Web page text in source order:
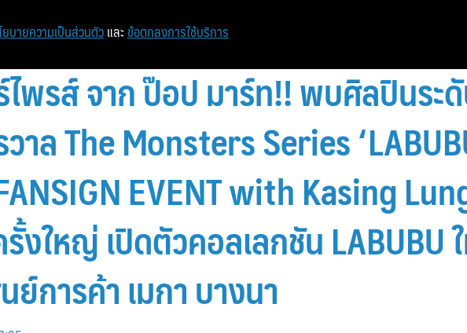
หน้าแรก ท่องเที่ยว
ไพรส์ จาก ป๊อป มาร์ท!! พบศิลปินระ
ล The Monsters Series
EVENT with Kasing
ใหญ่ เปิดตัวคอลเลกชัน LABUBU
การค้า เมกา บางนา
ยบายความเป็นส่วนตัว และ ข้อตกลงการใช้บริการ